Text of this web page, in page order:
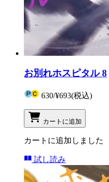
お別れホスピタル 8
630/¥693(税込)
カートに追加
カートに追加しました
試し読み